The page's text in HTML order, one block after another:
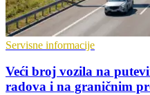
Servisne informacije
Veći broj vozila na
radova i na graničnim